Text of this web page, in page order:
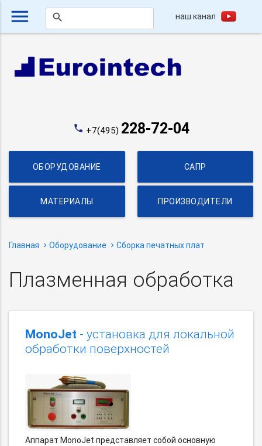
menu search наш канал
phone +7(495) 228-72-04
ОБОРУДОВАНИЕ САПР
МАТЕРИАЛЫ ПРОИЗВОДИТЕЛИ
Главная Оборудование Сборка печатных плат
Плазменная обработка
MonoJet - установка для локальной
обработки поверхностей
Аппарат MonoJet представляет собой основную